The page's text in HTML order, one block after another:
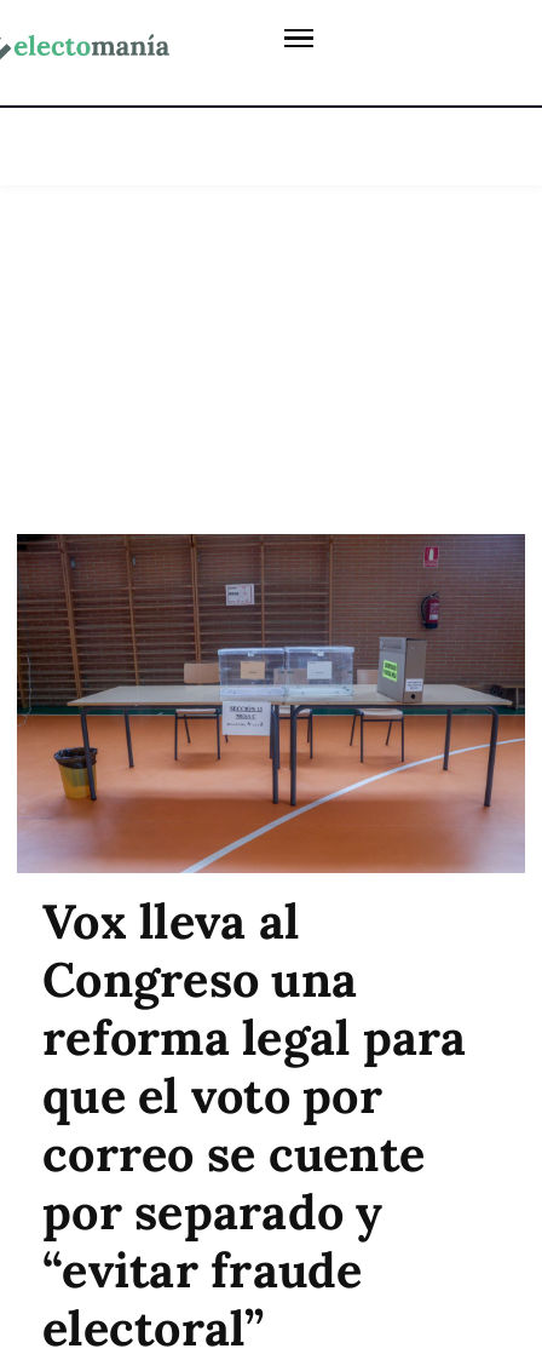
Vox lleva al
Congreso una
reforma legal para
que el voto por
correo se cuente
por separado y
“evitar fraude
electoral”